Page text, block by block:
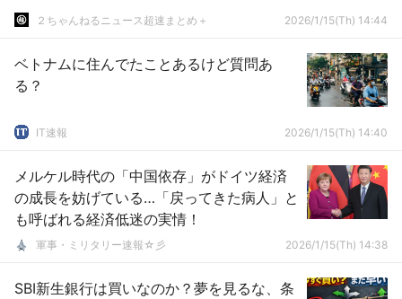
２ちゃんねるニュース超速まとめ＋ 2026/1/15(Th) 14:44
ベトナムに住んでたことあるけど質問あ
る？
IT速報 2026/1/15(Th) 14:40
メルケル時代の「中国依存」がドイツ経済
の成長を妨げている…「戻ってきた病人」と
も呼ばれる経済低迷の実情！
軍事・ミリタリー速報☆彡 2026/1/15(Th) 14:38
SBI新生銀行は買いなのか？夢を見るな、条